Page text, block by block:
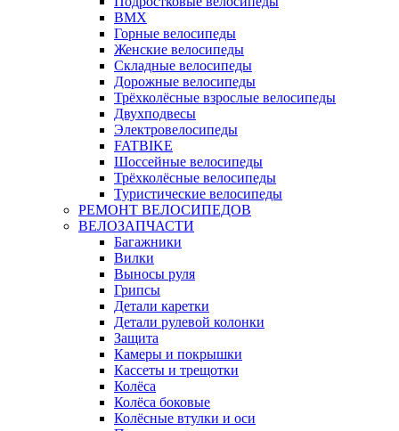
BMX
Горные велосипеды
Женские велосипеды
Складные велосипеды
Дорожные велосипеды
Трёхколёсные взрослые велосипеды
Двухподвесы
Электровелосипеды
FATBIKE
Шоссейные велосипеды
Трёхколёсные велосипеды
Туристические велосипеды
РЕМОНТ ВЕЛОСИПЕДОВ
ВЕЛОЗАПЧАСТИ
Багажники
Вилки
Выносы руля
Грипсы
Детали каретки
Детали рулевой колонки
Защита
Камеры и покрышки
Кассеты и трещотки
Колёса
Колёса боковые
Колёсные втулки и оси